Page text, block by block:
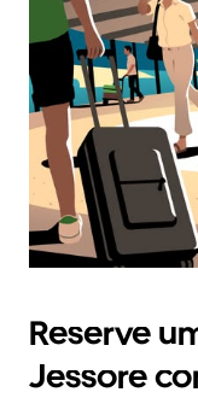
botão
Esc
fechar
o
calendário.
Reserve
Jessore